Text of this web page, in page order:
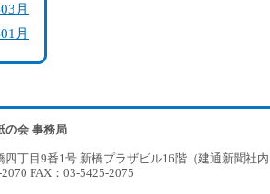
月
月
の会 事務局
四丁目9番1号 新橋プラザビル16階（建通新聞社
FAX：03-5425-2075